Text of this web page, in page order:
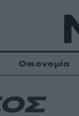
Οικονομία